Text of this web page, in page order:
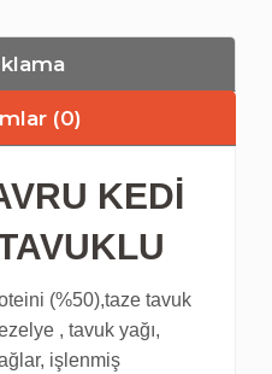
(0)
KEDI
(%50),taze tavuk
, tavuk yağı,
işlenmiş